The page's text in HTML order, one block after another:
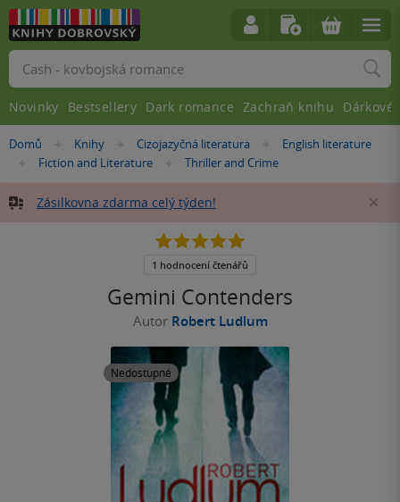
Nacházíte
Domů »Knihy »Cizojazyčná literatura »English literature
»Fiction and Literature »
Thriller and Crime
Zásilkovna zdarma celý týden!
Gemini Contenders
Autor Robert Ludlum
Nedostupné
5.0
5
1 hodnocení čtenářů
Vyhledávání
Novinky Bestsellery Dark romance Zachraň knihu Dárkové